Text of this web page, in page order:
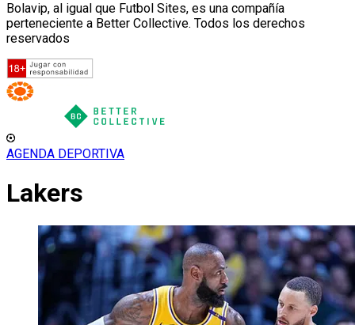
Bolavip, al igual que Futbol Sites, es una compañía
perteneciente a Better Collective. Todos los derechos
reservados
AGENDA DEPORTIVA
Lakers